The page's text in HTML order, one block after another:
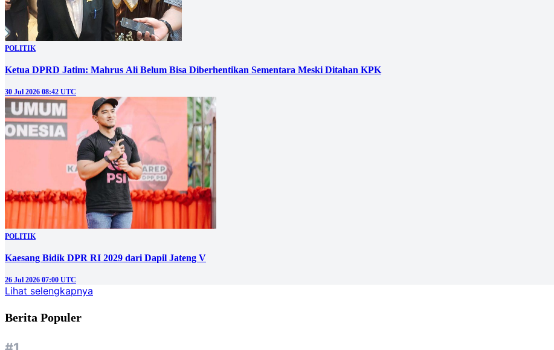
POLITIK
Ketua DPRD Jatim: Mahrus Ali Belum Bisa Diberhentikan Sementara Meski Ditahan KPK
30 Jul 2026 08:42 UTC
POLITIK
Kaesang Bidik DPR RI 2029 dari Dapil Jateng V
26 Jul 2026 07:00 UTC
Lihat selengkapnya
Berita Populer